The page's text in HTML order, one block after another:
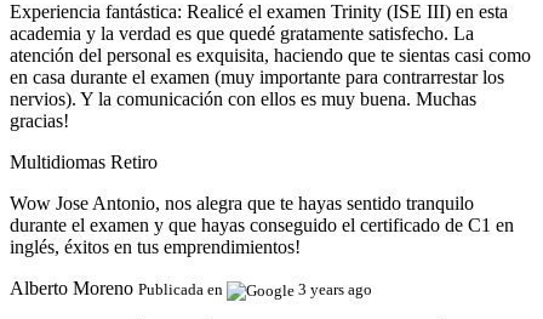
Experiencia fantástica: Realicé el examen Trinity (ISE III) en esta
academia y la verdad es que quedé gratamente satisfecho. La
atención del personal es exquisita, haciendo que te sientas casi como
en casa durante el examen (muy importante para contrarrestar los
nervios). Y la comunicación con ellos es muy buena. Muchas
gracias!
Multidiomas Retiro
Wow Jose Antonio, nos alegra que te hayas sentido tranquilo
durante el examen y que hayas conseguido el certificado de C1 en
inglés, éxitos en tus emprendimientos!
Alberto Moreno Publicada en 3 years ago